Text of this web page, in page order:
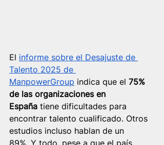
El informe sobre el Desajuste de
Talento 2025 de
ManpowerGroup indica que el 75%
de las organizaciones en
España tiene dificultades para
encontrar talento cualificado. Otros
estudios incluso hablan de un
89%. Y todo, pese a que el país